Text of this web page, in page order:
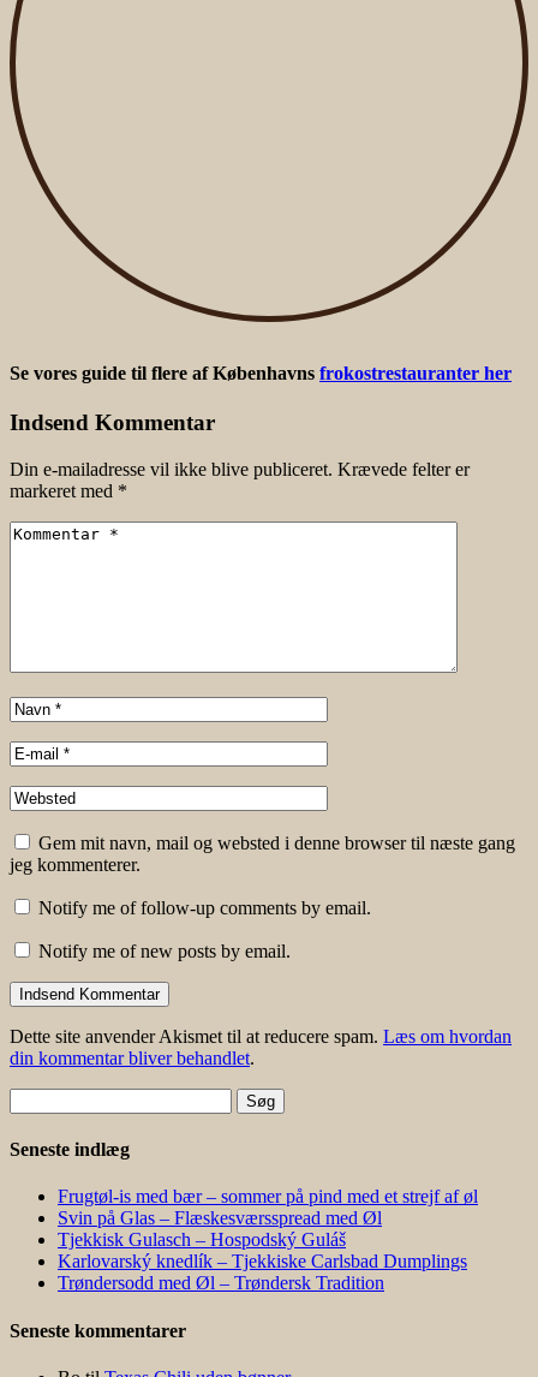
Se vores guide til flere af Københavns frokostrestauranter her
Indsend Kommentar
Din e-mailadresse vil ikke blive publiceret. Krævede felter er
markeret med *
Gem mit navn, mail og websted i denne browser til næste gang
jeg kommenterer.
Notify me of follow-up comments by email.
Notify me of new posts by email.
Dette site anvender Akismet til at reducere spam. Læs om hvordan
din kommentar bliver behandlet.
efter:
Seneste indlæg
Frugtøl-is med bær – sommer på pind med et strejf af øl
Svin på Glas – Flæskesværsspread med Øl
Tjekkisk Gulasch – Hospodský Guláš
Karlovarský knedlík – Tjekkiske Carlsbad Dumplings
Trøndersodd med Øl – Trøndersk Tradition
Seneste kommentarer